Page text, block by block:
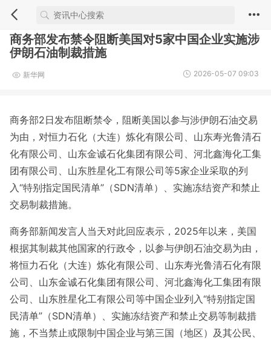
商务部发布禁令阻断美国对5家中国企业实施涉
伊朗石油制裁措施
新华网 2026-05-07 09:03
商务部2日发布阻断禁令，阻断美国以参与涉伊朗石油交易
为由，对恒力石化（大连）炼化有限公司、山东寿光鲁清石
化有限公司、山东金诚石化集团有限公司、河北鑫海化工集
团有限公司、山东胜星化工有限公司等5家企业采取的列
入“特别指定国民清单”（SDN清单）、实施冻结资产和禁止
交易制裁措施。
商务部新闻发言人当天对此回应表示，2025年以来，美国
根据其制裁其他国家的行政令，以参与伊朗石油交易为由，
将恒力石化（大连）炼化有限公司、山东寿光鲁清石化有限
公司、山东金诚石化集团有限公司、河北鑫海化工集团有限
公司、山东胜星化工有限公司等中国企业列入“特别指定国
民清单”（SDN清单）、实施冻结资产和禁止交易等制裁措
施，不当禁止或限制中国企业与第三国（地区）及其公民、